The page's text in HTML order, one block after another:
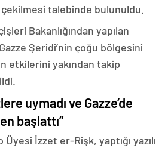
talebinde bulunuldu.
Bakanlığından yapılan
Şeridi’nin çoğu bölgesini
etkilerini yakından takip
uymadı ve Gazze’de
başlattı”
Üyesi İzzet er-Rişk, yaptığı yazılı